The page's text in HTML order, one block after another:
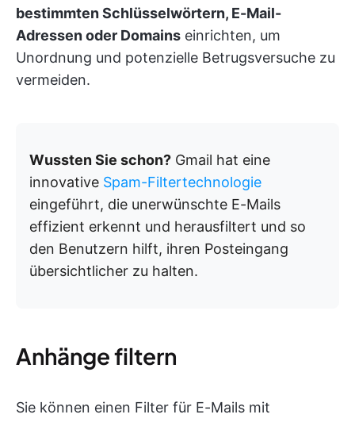
bestimmten Schlüsselwörtern, E-Mail-
Adressen oder Domains einrichten, um
Unordnung und potenzielle Betrugsversuche zu
vermeiden.
Wussten Sie schon? Gmail hat eine
innovative Spam-Filtertechnologie
eingeführt, die unerwünschte E-Mails
effizient erkennt und herausfiltert und so
den Benutzern hilft, ihren Posteingang
übersichtlicher zu halten.
Anhänge filtern
Sie können einen Filter für E-Mails mit